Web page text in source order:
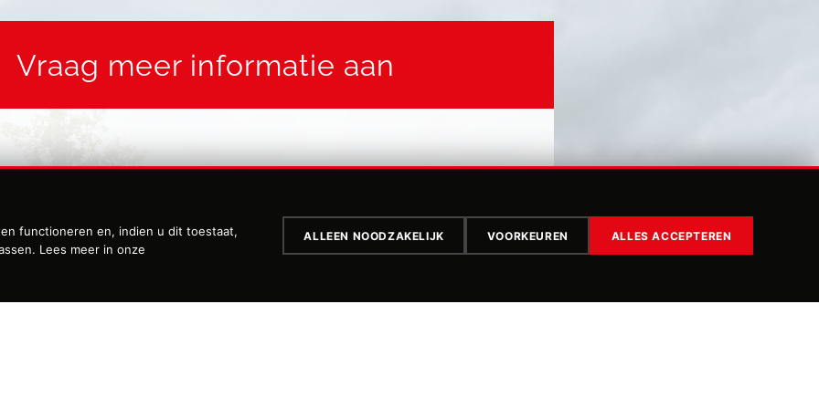
Vraag meer informatie aan
functioneren en, indien u dit toestaat,
Lees meer in onze
ALLEEN NOODZAKELIJK VOORKEUREN ALLES ACCEPTEREN